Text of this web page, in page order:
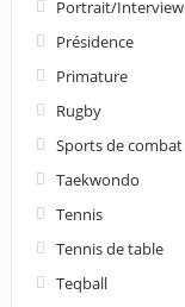
Portrait/Interview
Présidence
Primature
Rugby
Sports de combat
Taekwondo
Tennis
Tennis de table
Teqball